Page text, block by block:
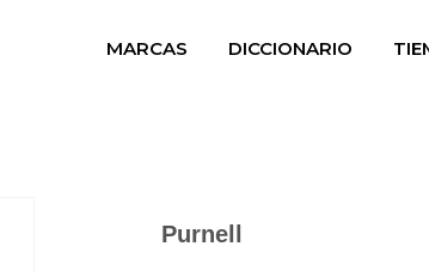
MARCAS DICCIONARIO
Purnell